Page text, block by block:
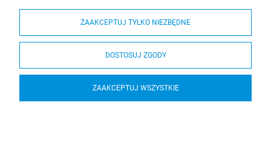
Pomoc
O nas
ZAAKCEPTUJ TYLKO NIEZBĘDNE
DOSTOSUJ ZGODY
ZAAKCEPTUJ WSZYSTKIE